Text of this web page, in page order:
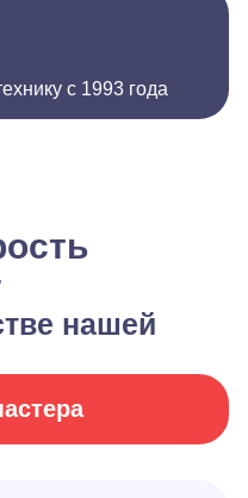
с 1993 года
нашей